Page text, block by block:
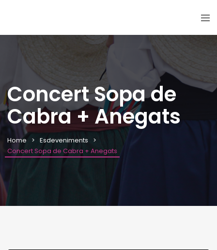
Concert Sopa de
Cabra + Anegats
Home
Esdeveniments
Concert Sopa de Cabra + Anegats